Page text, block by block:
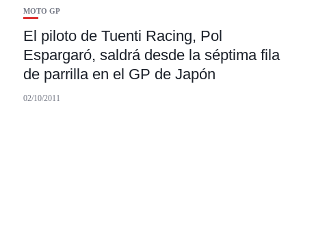
MOTO GP
El piloto de Tuenti Racing, Pol
Espargaró, saldrá desde la séptima fila
de parrilla en el GP de Japón
02/10/2011